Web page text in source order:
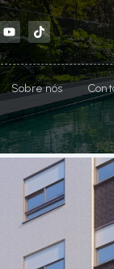
Sobre nós